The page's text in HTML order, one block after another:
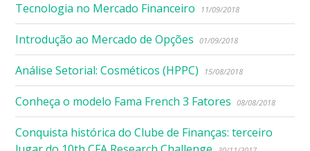
Tecnologia no Mercado Financeiro 11/09/2018
Introdução ao Mercado de Opções 01/09/2018
Análise Setorial: Cosméticos (HPPC) 15/08/2018
Conheça o modelo Fama French 3 Fatores 08/08/2018
Conquista histórica do Clube de Finanças: terceiro